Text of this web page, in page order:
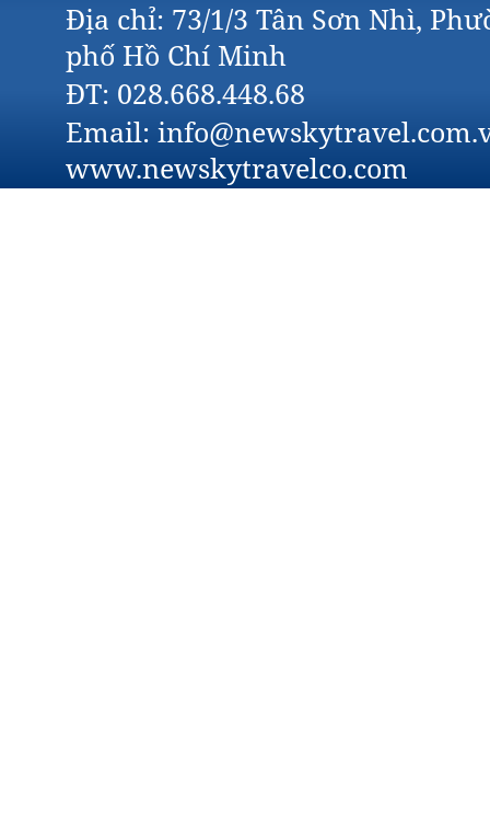
Địa chỉ: 73/1/3 Tân Sơn Nhì,
phố Hồ Chí Minh
ĐT: 028.668.448.68
Email:
www.newskytravelco.com